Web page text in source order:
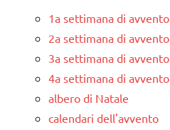
1a settimana di avvento
2a settimana di avvento
3a settimana di avvento
4a settimana di avvento
albero di Natale
calendari dell'avvento